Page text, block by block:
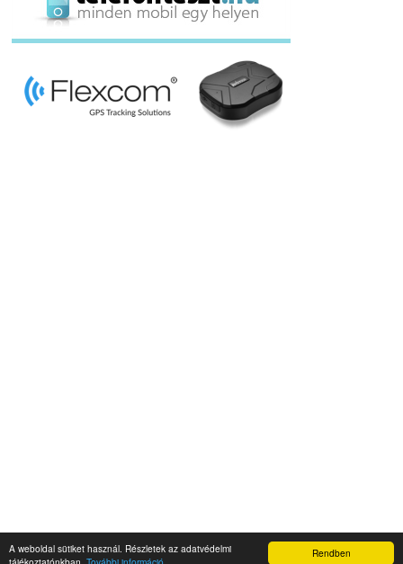
Rendben
A weboldal sütiket használ. Részletek az adatvédelmi
Napidroid.hu 2019